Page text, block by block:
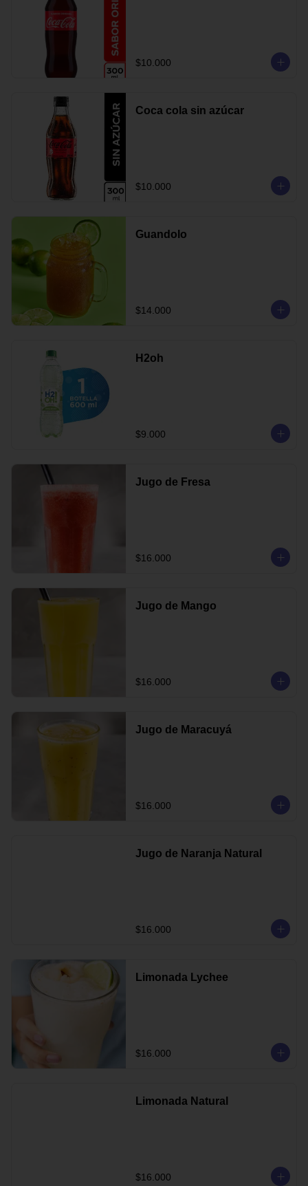
$10.000
Coca cola sin azúcar
$10.000
Guandolo
$14.000
H2oh
$9.000
Jugo de Fresa
$16.000
Jugo de Mango
$16.000
Jugo de Maracuyá
$16.000
Jugo de Naranja Natural
$16.000
Limonada Lychee
$16.000
Limonada Natural
$16.000